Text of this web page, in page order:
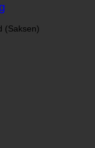
(Saksen)